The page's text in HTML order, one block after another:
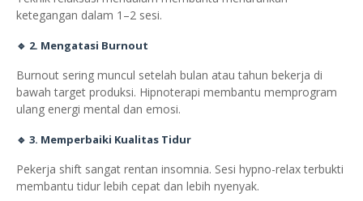
ketegangan dalam 1–2 sesi.
🔹 2. Mengatasi Burnout
Burnout sering muncul setelah bulan atau tahun bekerja di
bawah target produksi. Hipnoterapi membantu memprogram
ulang energi mental dan emosi.
🔹 3. Memperbaiki Kualitas Tidur
Pekerja shift sangat rentan insomnia. Sesi hypno-relax terbukti
membantu tidur lebih cepat dan lebih nyenyak.